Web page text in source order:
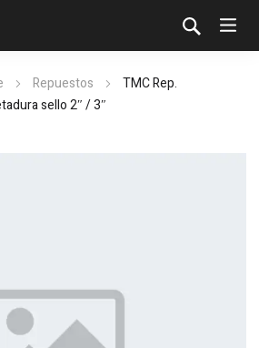
Repuestos
TMC Rep.
sello 2″ / 3″